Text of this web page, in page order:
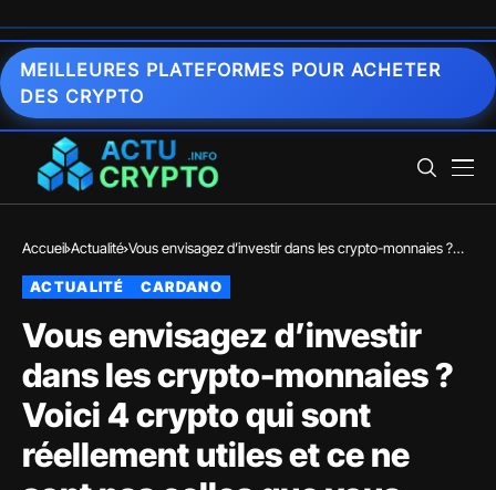
MEILLEURES PLATEFORMES POUR ACHETER
DES CRYPTO
Accueil Actualité Vous envisagez d’investir dans les crypto-monnaies ?
celles que vous croyez
ACTUALITÉ CARDANO
Vous envisagez d’investir
dans les crypto-monnaies ?
Voici 4 crypto qui sont
réellement utiles et ce ne